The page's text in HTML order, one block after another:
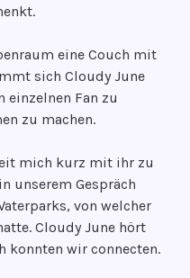
eine Couch mit
sich Cloudy June
einzelnen Fan zu
zu machen.
mich kurz mit ihr zu
unserem Gespräch
von welcher
Cloudy June hört
konnten wir connecten.